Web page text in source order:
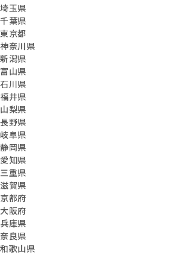
埼玉県
千葉県
東京都
神奈川県
新潟県
富山県
石川県
福井県
山梨県
長野県
岐阜県
静岡県
愛知県
三重県
滋賀県
京都府
大阪府
兵庫県
奈良県
和歌山県